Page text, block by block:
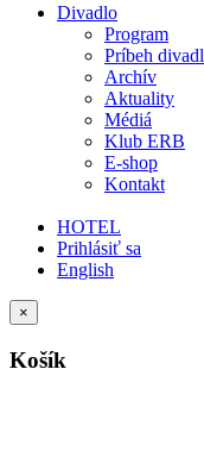
Divadlo
Program
Príbeh
Archív
Aktuality
Médiá
Klub ERB
E-shop
Kontakt
HOTEL
Prihlásiť sa
English
×
Košík